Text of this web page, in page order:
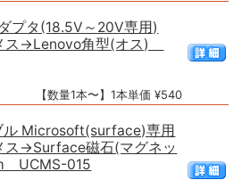
プタ(18.5V～20V専用)
ス→Lenovo角型(オス)
【数量1本〜】1本単価 ¥540
ル Microsoft(surface)専用
ス→Surface磁石(マグネッ
UCMS-015